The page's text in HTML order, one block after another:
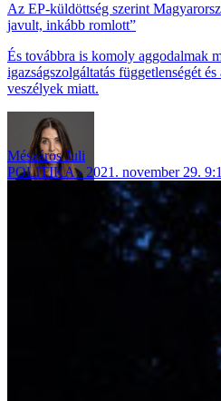
Az EP-küldöttség szerint
javult, inkább romlott”
És továbbra is komoly aggodalmak
igazságszolgáltatás függetlenségét
veszélyek miatt.
Mészáros Juli
POLITIKA
2021. november 29.